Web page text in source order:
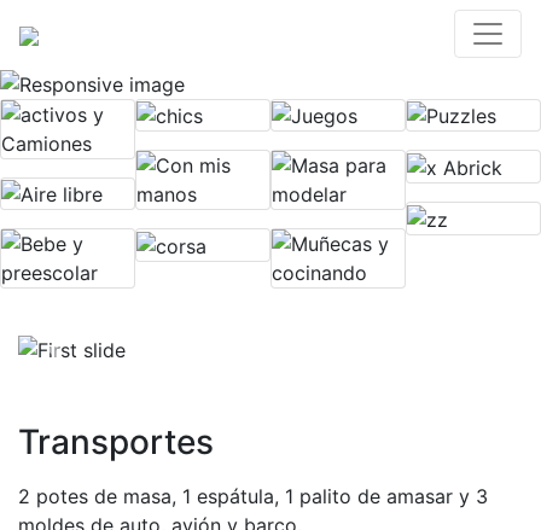
Previous
Transportes
2 potes de masa, 1 espátula, 1 palito de amasar y 3